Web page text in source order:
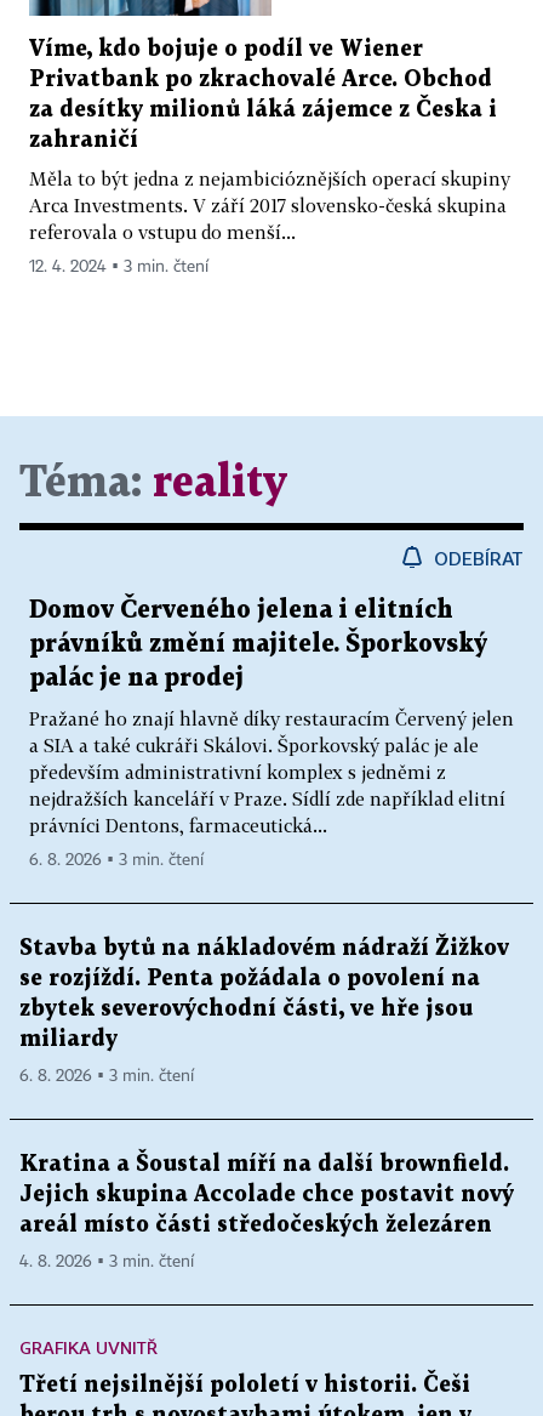
Víme, kdo bojuje o podíl ve Wiener
Privatbank po zkrachovalé Arce. Obchod
za desítky milionů láká zájemce z Česka i
zahraničí
Měla to být jedna z nejambicióznějších operací skupiny
Arca Investments. V září 2017 slovensko-česká skupina
referovala o vstupu do menší...
12. 4. 2024 ▪ 3 min. čtení
Téma: reality
ODEBÍRAT
Domov Červeného jelena i elitních
právníků změní majitele. Šporkovský
palác je na prodej
Pražané ho znají hlavně díky restauracím Červený jelen
a SIA a také cukráři Skálovi. Šporkovský palác je ale
především administrativní komplex s jedněmi z
nejdražších kanceláří v Praze. Sídlí zde například elitní
právníci Dentons, farmaceutická...
6. 8. 2026 ▪ 3 min. čtení
Stavba bytů na nákladovém nádraží Žižkov
se rozjíždí. Penta požádala o povolení na
zbytek severovýchodní části, ve hře jsou
miliardy
6. 8. 2026 ▪ 3 min. čtení
Kratina a Šoustal míří na další brownfield.
Jejich skupina Accolade chce postavit nový
areál místo části středočeských železáren
4. 8. 2026 ▪ 3 min. čtení
GRAFIKA UVNITŘ
Třetí nejsilnější pololetí v historii. Češi